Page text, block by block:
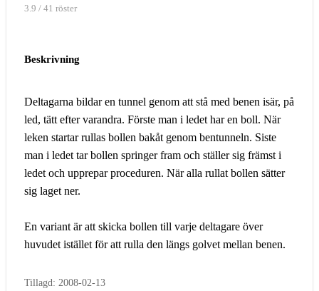
3.9 / 41 röster
Beskrivning
Deltagarna bildar en tunnel genom att stå med benen isär, på
led, tätt efter varandra. Förste man i ledet har en boll. När
leken startar rullas bollen bakåt genom bentunneln. Siste
man i ledet tar bollen springer fram och ställer sig främst i
ledet och upprepar proceduren. När alla rullat bollen sätter
sig laget ner.
En variant är att skicka bollen till varje deltagare över
huvudet istället för att rulla den längs golvet mellan benen.
Tillagd: 2008-02-13